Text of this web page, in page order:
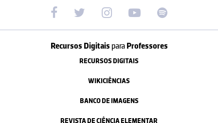
Recursos Digitais paraProfessores
RECURSOS DIGITAIS
WIKICIÊNCIAS
BANCO DE IMAGENS
REVISTA DE CIÊNCIA ELEMENTAR